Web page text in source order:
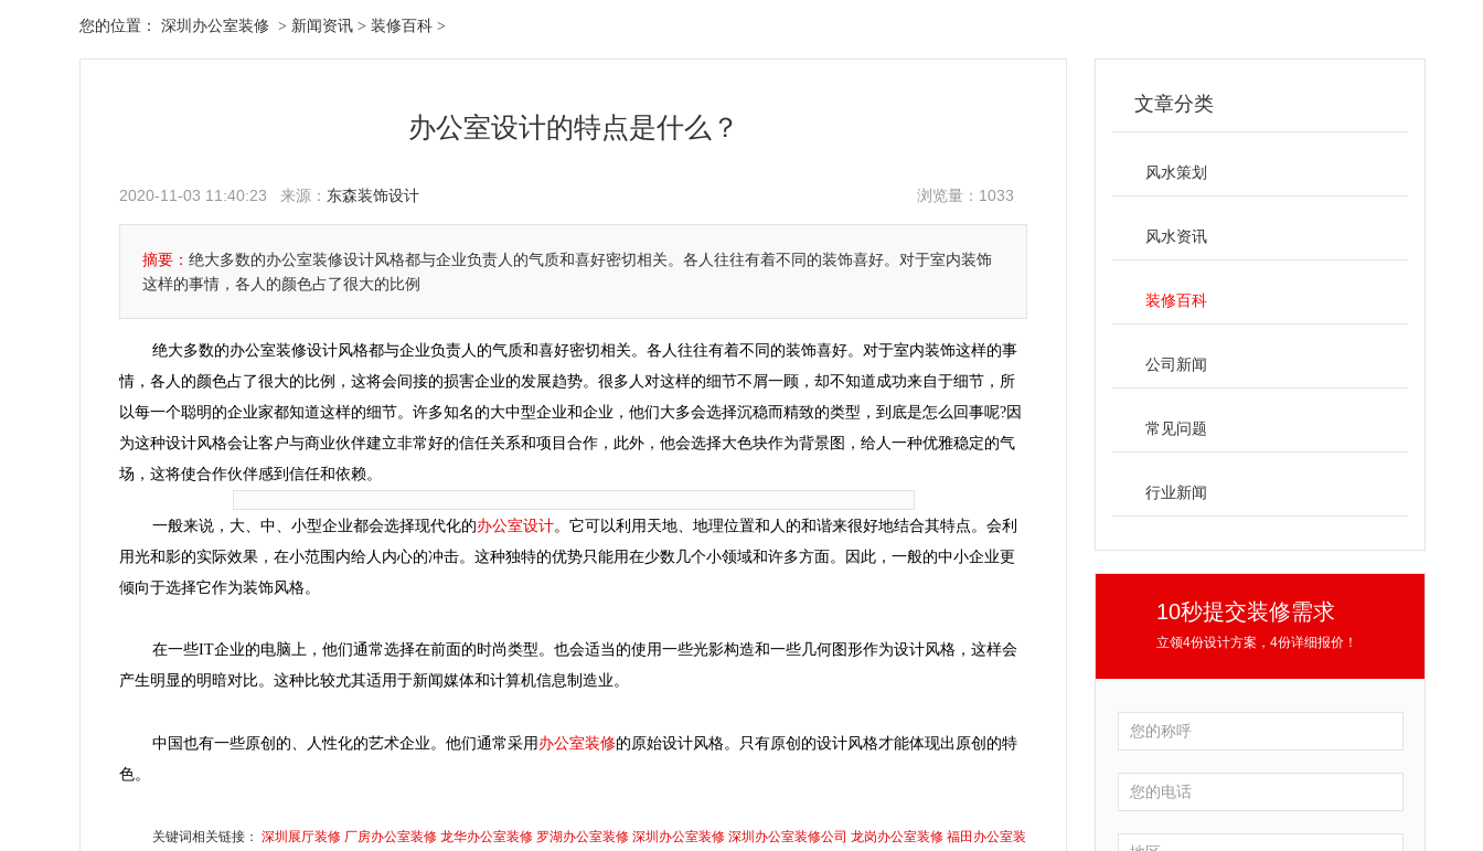
您的位置： 深圳办公室装修 > 新闻资讯 > 装修百科 >
办公室设计的特点是什么？
2020-11-03 11:40:23 来源： 东森装饰设计 浏览量： 1033
摘要： 绝大多数的办公室装修设计风格都与企业负责人的气质和喜好密切相关。各人往往有着不同的装饰喜好。对于室内装饰
这样的事情，各人的颜色占了很大的比例
绝大多数的办公室装修设计风格都与企业负责人的气质和喜好密切相关。各人往往有着不同的装饰喜好。对于室内装饰这样的事
情，各人的颜色占了很大的比例，这将会间接的损害企业的发展趋势。很多人对这样的细节不屑一顾，却不知道成功来自于细节，所
以每一个聪明的企业家都知道这样的细节。许多知名的大中型企业和企业，他们大多会选择沉稳而精致的类型，到底是怎么回事呢?因
为这种设计风格会让客户与商业伙伴建立非常好的信任关系和项目合作，此外，他会选择大色块作为背景图，给人一种优雅稳定的气
场，这将使合作伙伴感到信任和依赖。
一般来说，大、中、小型企业都会选择现代化的办公室设计。它可以利用天地、地理位置和人的和谐来很好地结合其特点。会利
用光和影的实际效果，在小范围内给人内心的冲击。这种独特的优势只能用在少数几个小领域和许多方面。因此，一般的中小企业更
倾向于选择它作为装饰风格。
在一些IT企业的电脑上，他们通常选择在前面的时尚类型。也会适当的使用一些光影构造和一些几何图形作为设计风格，这样会
产生明显的明暗对比。这种比较尤其适用于新闻媒体和计算机信息制造业。
中国也有一些原创的、人性化的艺术企业。他们通常采用 办公室装修的原始设计风格。只有原创的设计风格才能体现出原创的特
色。
关键词相关链接： 深圳展厅装修 厂房办公室装修 龙华办公室装修 罗湖办公室装修 深圳办公室装修 深圳办公室装修公司 龙岗办公室装修 福田办公室装
文章分类
风水策划
风水资讯
装修百科
公司新闻
常见问题
行业新闻
10秒提交装修需求
立领4份设计方案，4份详细报价！